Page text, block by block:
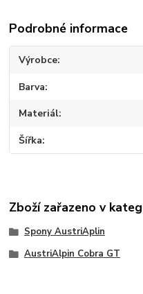
Podrobné informace
Výrobce
Barva
Materiál
Šířka
Zboží zařazeno v
Spony AustriAplin
AustriAlpin Cobra GT